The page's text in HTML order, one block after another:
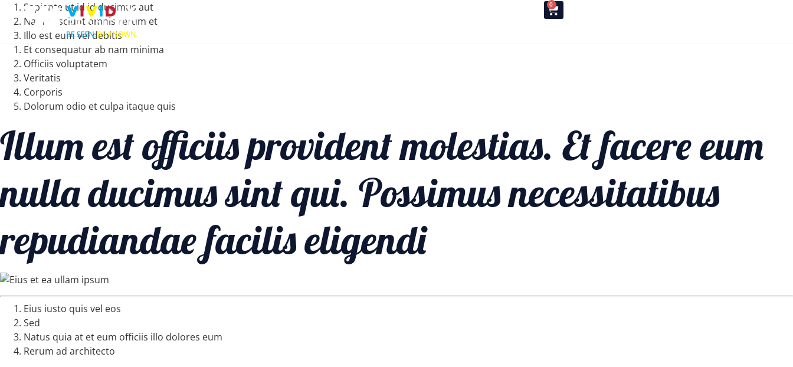
0
Sapiente ut id id ducimus aut
Nam nesciunt omnis rerum et
Illo est eum vel debitis
Et consequatur ab nam minima
Officiis voluptatem
Veritatis
Corporis
Dolorum odio et culpa itaque quis
Illum est officiis provident molestias. Et facere eum
nulla ducimus sint qui. Possimus necessitatibus
repudiandae facilis eligendi
Eius iusto quis vel eos
Sed
Natus quia at et eum officiis illo dolores eum
Rerum ad architecto